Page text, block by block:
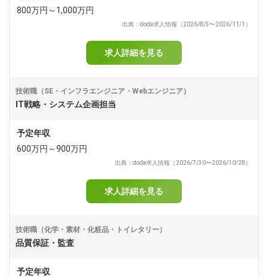
800万円～1,000万円
出典：doda求人情報（2026/8/3〜2026/11/1）
求人詳細を見る
技術職（SE・インフラエンジニア・Webエンジニア）
IT戦略・システム企画担当
予定年収
600万円～900万円
出典：doda求人情報（2026/7/30〜2026/10/28）
求人詳細を見る
技術職（化学・素材・化粧品・トイレタリー）
品質保証・監査
予定年収